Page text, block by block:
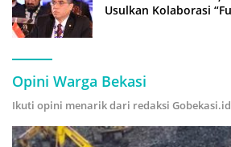
Usulkan Kolaborasi
Opini Warga Bekasi
Ikuti opini menarik dari redaksi